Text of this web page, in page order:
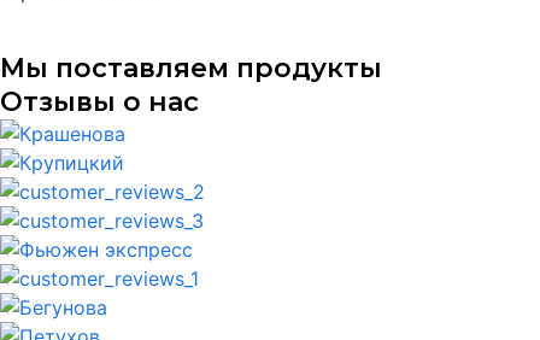
Мы поставляем продукты
Отзывы о нас